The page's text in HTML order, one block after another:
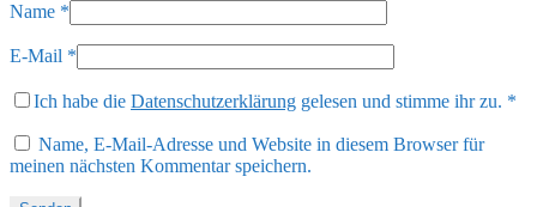
Name *
E-Mail *
Ich habe die Datenschutzerklärung gelesen und stimme ihr zu. *
Name, E-Mail-Adresse und Website in diesem Browser für
meinen nächsten Kommentar speichern.